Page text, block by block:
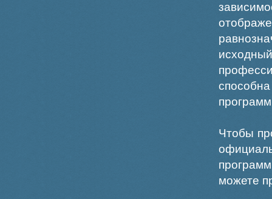
Чтобы
можете